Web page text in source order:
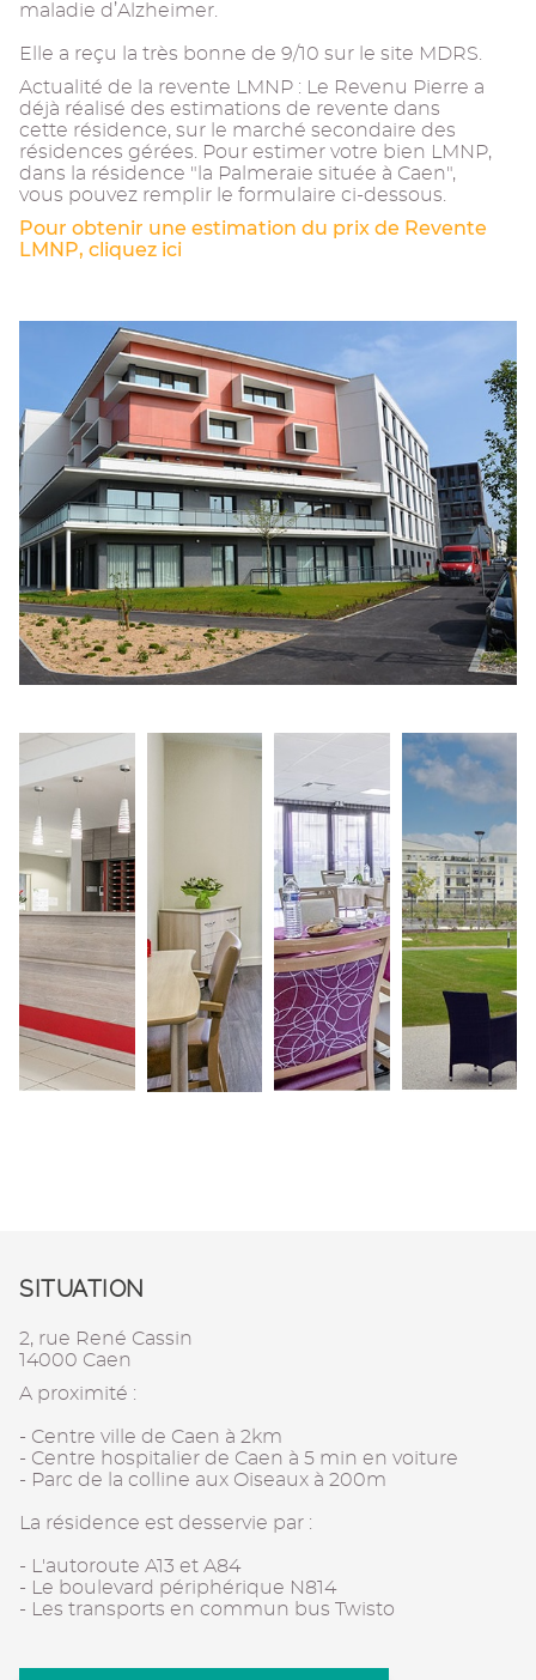
maladie d’Alzheimer.
Elle a reçu la très bonne de 9/10 sur le site MDRS.
Actualité de la revente LMNP : Le Revenu Pierre a
déjà réalisé des estimations de revente dans
cette résidence, sur le marché secondaire des
résidences gérées. Pour estimer votre bien LMNP,
dans la résidence "la Palmeraie située à Caen",
vous pouvez remplir le formulaire ci-dessous.
Pour obtenir une estimation du prix de Revente
LMNP, cliquez ici
SITUATION
2, rue René Cassin
14000 Caen
A proximité :
- Centre ville de Caen à 2km
- Centre hospitalier de Caen à 5 min en voiture
- Parc de la colline aux Oiseaux à 200m
La résidence est desservie par :
- L'autoroute A13 et A84
- Le boulevard périphérique N814
- Les transports en commun bus Twisto